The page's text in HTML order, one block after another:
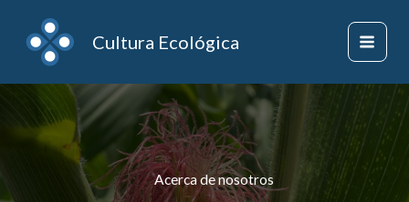
contenido
Cultura Ecológica
Acerca de nosotros